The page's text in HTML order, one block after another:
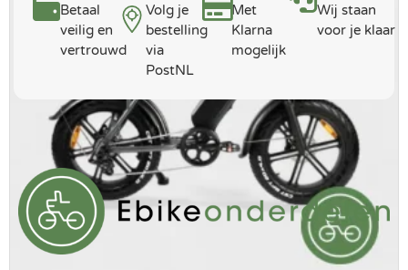
Betaal
veilig en
vertrouwd
Volg je
bestelling
via
PostNL
Met
Klarna
mogelijk
Wij staan
voor je klaar